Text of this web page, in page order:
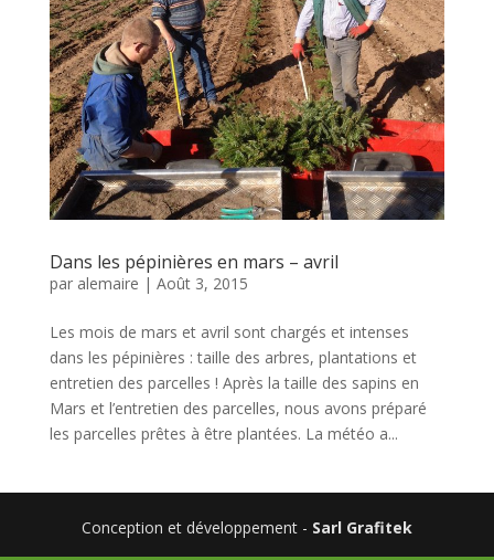
Dans les pépinières en mars – avril
par alemaire | Août 3, 2015
Les mois de mars et avril sont chargés et intenses
dans les pépinières : taille des arbres, plantations et
entretien des parcelles ! Après la taille des sapins en
Mars et l’entretien des parcelles, nous avons préparé
les parcelles prêtes à être plantées. La météo a...
Conception et développement - Sarl Grafitek